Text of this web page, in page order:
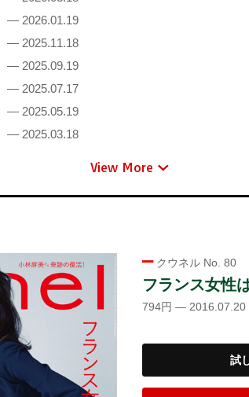
— 2026.01.19
— 2025.11.18
— 2025.09.19
— 2025.07.17
— 2025.05.19
— 2025.03.18
View More
クウネル No. 80
フランス女性
794円 — 2016.07.20
試